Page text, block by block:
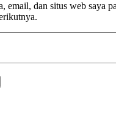
email, dan situs web saya